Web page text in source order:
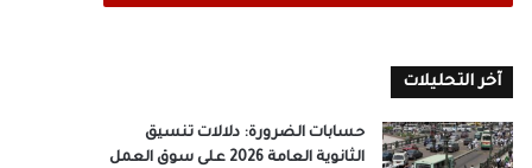
آخر التحليلات
حسابات الضرورة: دلالات تنسيق
الثانوية العامة 2026 على سوق العمل